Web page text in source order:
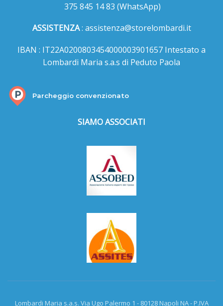
375 845 14 83 (WhatsApp)
ASSISTENZA: assistenza@storelombardi.it
IBAN : IT22A0200803454000003901657 Intestato a
Lombardi Maria s.a.s di Peduto Paola
Parcheggio convenzionato
SIAMO ASSOCIATI
Lombardi Maria s.a.s. Via Ugo Palermo 1 - 80128 Napoli NA - P.IVA